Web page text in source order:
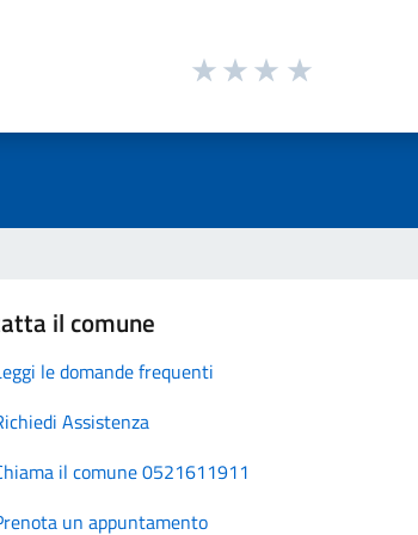
il comune
le domande frequenti
Assistenza
il comune 0521611911
un appuntamento